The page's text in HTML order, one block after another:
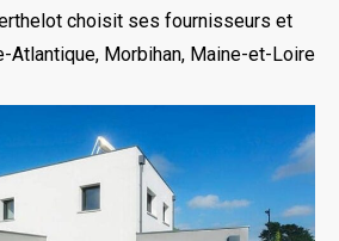
choisit ses fournisseurs et
Atlantique, Morbihan, Maine-et-Loire